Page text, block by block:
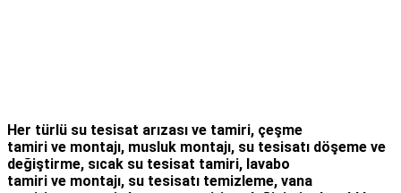
Her türlü su tesisat arızası ve tamiri, çeşme
tamiri ve montajı, musluk montajı, su tesisatı döşeme ve
değiştirme, sıcak su tesisat tamiri, lavabo
tamiri ve montajı, su tesisatı temizleme, vana